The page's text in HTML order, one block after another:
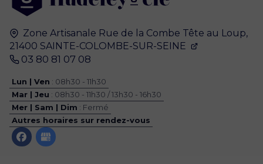
Zone Artisanale Rue de la Combe Tête au Loup,
21400 SAINTE-COLOMBE-SUR-SEINE
03 80 81 07 08
Lun | Ven : 08h30 - 11h30
Mar | Jeu : 08h30 - 11h30 / 13h30 - 16h30
Mer | Sam | Dim : Fermé
Autres horaires sur rendez-vous